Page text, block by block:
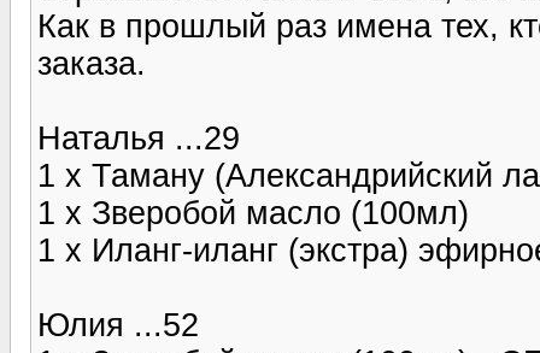
Как в прошлый раз имена тех,
заказа.
Наталья ...29
1 x Таману (Александрийский
1 x Зверобой масло (100мл)
1 x Иланг-иланг (экстра)
Юлия ...52